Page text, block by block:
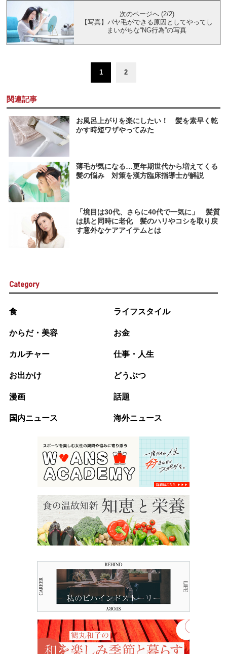
次のページへ (2/2)
【写真】パヤ毛ができる原因としてやってし
まいがちな“NG行為”の写真
1 2
関連記事
お風呂上がりを楽にしたい！ 髪を素早く乾
かす時短ワザやってみた
薄毛が気になる…更年期世代から増えてくる
髪の悩み 対策を漢方臨床指導士が解説
「境目は30代、さらに40代で一気に」 髪質
は肌と同時に老化 髪のハリやコシを取り戻
す意外なケアアイテムとは
Category
食 ライフスタイル
からだ・美容 お金
カルチャー 仕事・人生
お出かけ どうぶつ
漫画 話題
国内ニュース 海外ニュース